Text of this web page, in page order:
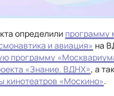
определили программу
и авиация» на
программу
«Знание. ВДНХ», а
кинотеатров «Москино».